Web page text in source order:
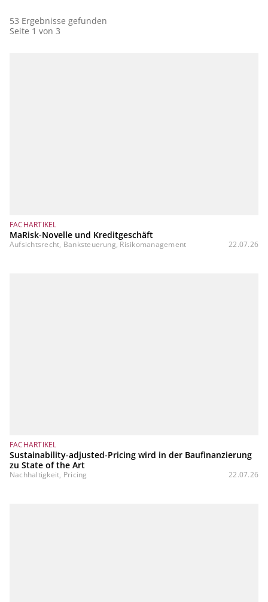
53 Ergebnisse gefunden
Seite 1 von 3
FACHARTIKEL
MaRisk-Novelle und Kreditgeschäft
Aufsichtsrecht, Banksteuerung, Risikomanagement 22.07.26
FACHARTIKEL
Sustainability-adjusted-Pricing wird in der Baufinanzierung
zu State of the Art
Nachhaltigkeit, Pricing 22.07.26